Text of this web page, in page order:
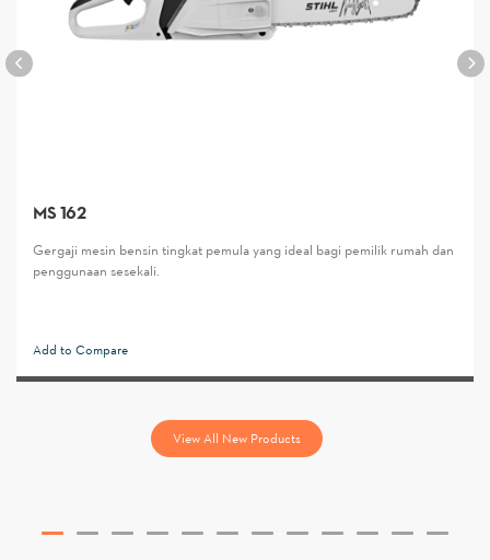
MS 162
Gergaji mesin bensin tingkat pemula yang ideal bagi pemilik rumah dan
penggunaan sesekali.
Add to Compare
View All New Products